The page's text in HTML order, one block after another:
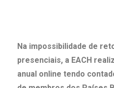
Na impossibilidade de
presenciais, a EACH
anual online tendo